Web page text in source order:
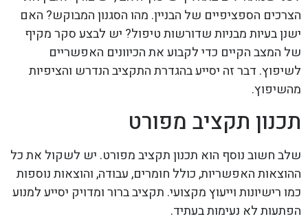
הצרכים הספציפיים של הבניין. מהו הסגנון המבוקש? האם
ישנן בעיות מבניות שדורשות טיפול? יש לבצע סקר מקיף
של המצב הקיים כדי לקבוע את הכיוונים האפשריים
לשיפוץ. דבר זה יסייע בהגדרת התקציב הנדרש והציפיות
מהשיפוץ.
תכנון תקציב מפורט
שלב חשוב נוסף הוא תכנון תקציב מפורט. יש לשקול את כל
ההוצאות האפשריות, כולל חומרים, עבודה, והוצאות נוספות
כמו רישיונות וייעוץ מקצועי. תקציב ברור ומדויק יסייע למנוע
הפתעות לא נעימות בעתיד.